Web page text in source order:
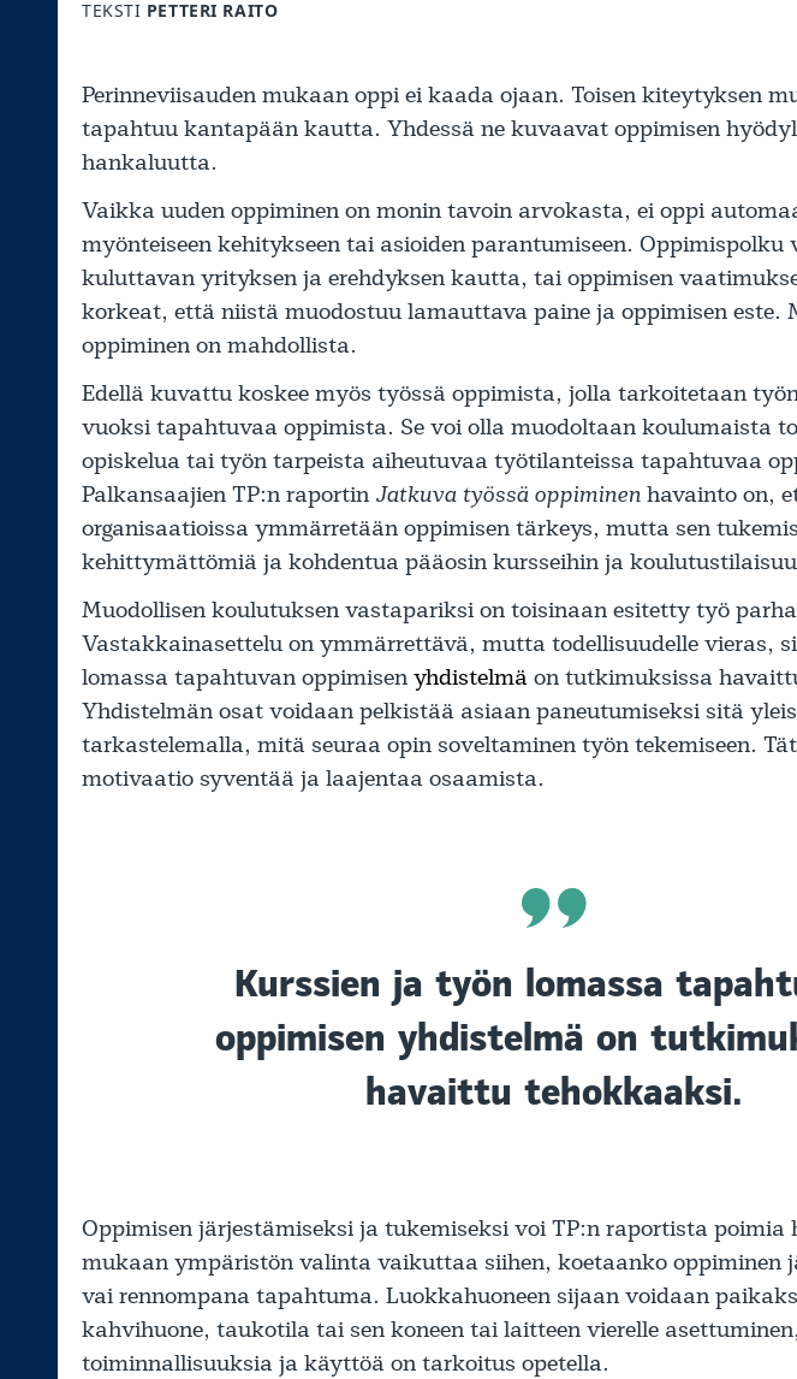
TEKSTI PETTERI RAITO
Perinneviisauden mukaan oppi ei kaada ojaan. Toisen kiteytyksen
tapahtuu kantapään kautta. Yhdessä ne kuvaavat oppimisen
hankaluutta.
Vaikka uuden oppiminen on monin tavoin arvokasta, ei oppi
myönteiseen kehitykseen tai asioiden parantumiseen. Oppimispolku
kuluttavan yrityksen ja erehdyksen kautta, tai oppimisen
korkeat, että niistä muodostuu lamauttava paine ja oppimisen este.
oppiminen on mahdollista.
Edellä kuvattu koskee myös työssä oppimista, jolla tarkoitetaan
vuoksi tapahtuvaa oppimista. Se voi olla muodoltaan koulumaista
opiskelua tai työn tarpeista aiheutuvaa työtilanteissa tapahtuvaa
Palkansaajien TP:n raportin Jatkuva työssä oppiminen havainto on,
organisaatioissa ymmärretään oppimisen tärkeys, mutta sen
kehittymättömiä ja kohdentua pääosin kursseihin ja
Muodollisen koulutuksen vastapariksi on toisinaan esitetty työ
Vastakkainasettelu on ymmärrettävä, mutta todellisuudelle vieras,
lomassa tapahtuvan oppimisen yhdistelmä on tutkimuksissa
Yhdistelmän osat voidaan pelkistää asiaan paneutumiseksi sitä
tarkastelemalla, mitä seuraa opin soveltaminen työn tekemiseen.
motivaatio syventää ja laajentaa osaamista.
Kurssien ja työn lomassa
oppimisenyhdistelmäon
havaittu tehokkaaksi.
Oppimisen järjestämiseksi ja tukemiseksi voi TP:n raportista poimia
mukaan ympäristön valinta vaikuttaa siihen, koetaanko oppiminen
vai rennompana tapahtuma. Luokkahuoneen sijaan voidaan
kahvihuone, taukotila tai sen koneen tai laitteen vierelle
toiminnallisuuksia ja käyttöä on tarkoitus opetella.